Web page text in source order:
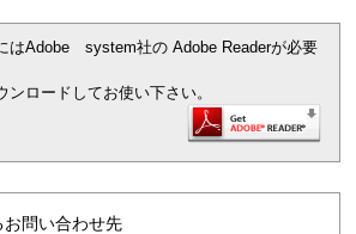
はAdobe system社の Adobe Readerが必要
ンロードしてお使い下さい。
お問い合わせ先